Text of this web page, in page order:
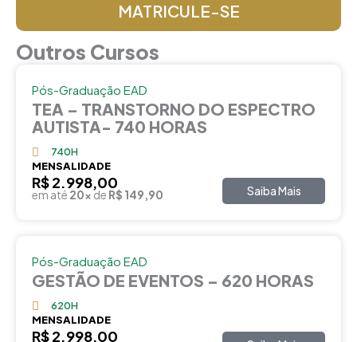
MATRICULE-SE
Outros Cursos
Pós-Graduação EAD
TEA – TRANSTORNO DO ESPECTRO
AUTISTA- 740 HORAS
740H
MENSALIDADE
R$ 2.998,00
em até 20xde R$ 149,90 Saiba Mais
Pós-Graduação EAD
GESTÃO DE EVENTOS – 620 HORAS
620H
MENSALIDADE
R$ 2.998,00